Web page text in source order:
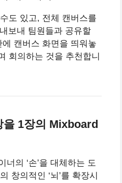
도 있고, 전체 캔버스를
보내 팀원들과 공유할
캔버스 화면을 띄워놓
회의하는 것을 추천합니
을 1장의 Mixboard
너의 ‘손’을 대체하는 도
창의적인 ‘뇌’를 확장시